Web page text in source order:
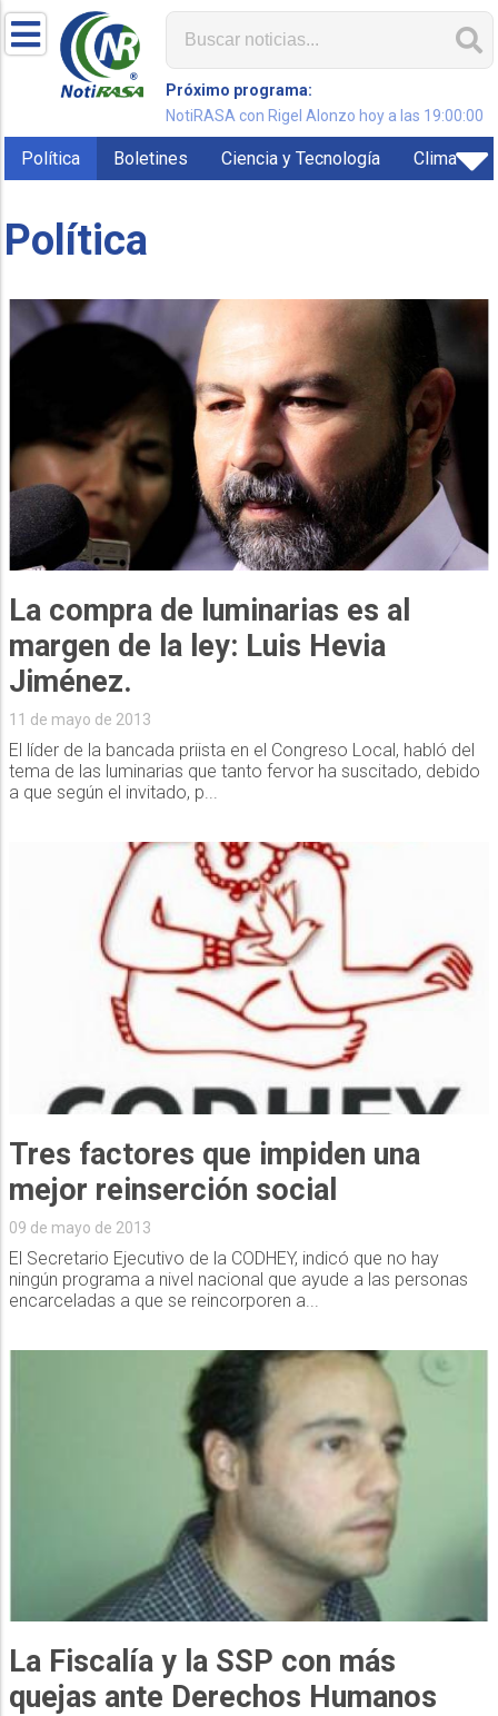
Próximo programa:
NotiRASA con Rigel Alonzo hoy a las 19:00:00
Política Boletines Ciencia y Tecnología Clima
Política
La compra de luminarias es al
margen de la ley: Luis Hevia
Jiménez.
11 de mayo de 2013
El líder de la bancada priista en el Congreso Local, habló del
tema de las luminarias que tanto fervor ha suscitado, debido
a que según el invitado, p...
Tres factores que impiden una
mejor reinserción social
09 de mayo de 2013
El Secretario Ejecutivo de la CODHEY, indicó que no hay
ningún programa a nivel nacional que ayude a las personas
encarceladas a que se reincorporen a...
La Fiscalía y la SSP con más
quejas ante Derechos Humanos